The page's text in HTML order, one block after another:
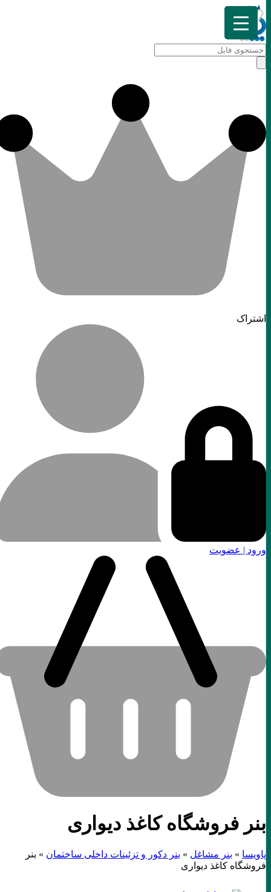
اشتراک
ورود | عضویت
بنر فروشگاه کاغذ دیواری
پاویسا»بنر مشاغل »بنر دکور و تزئینات داخلی ساختمان»بنر
فروشگاه کاغذ دیواری